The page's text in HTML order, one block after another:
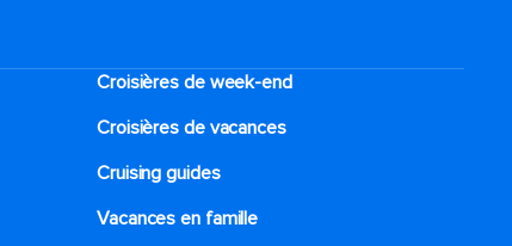
Croisières de week-end
Croisières de vacances
Cruising guides
Vacances en famille